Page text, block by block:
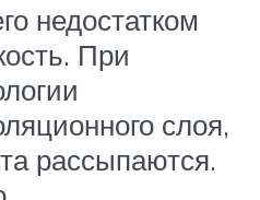
недостатком
При
слоя,
рассыпаются.